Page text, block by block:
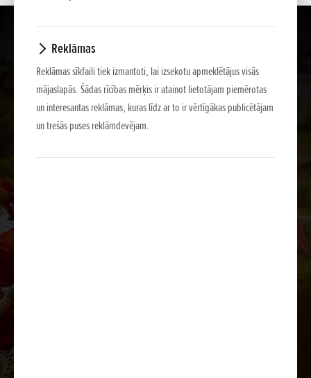
Reklāmas
Reklāmas sīkfaili tiek izmantoti, lai izsekotu apmeklētājus visās
mājaslapās. Šādas rīcības mērķis ir atainot lietotājam piemērotas
un interesantas reklāmas, kuras līdz ar to ir vērtīgākas publicētājam
un trešās puses reklāmdevējam.